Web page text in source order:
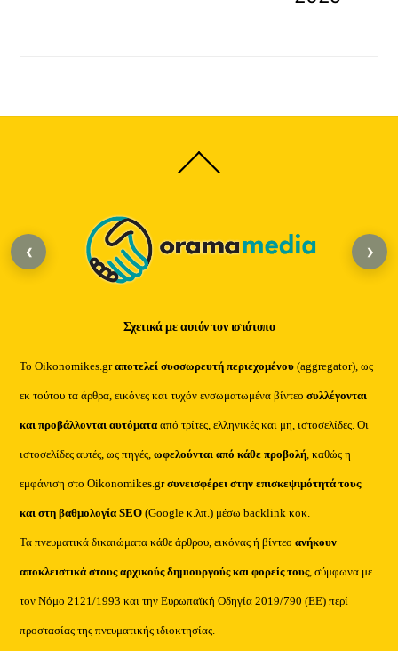
Back
To
Σχετικά με αυτόν τον ιστότοπο
Το Oikonomikes.grαποτελεί συσσωρευτή περιεχομένου (aggregator), ως
εκ τούτου τα άρθρα, εικόνες και τυχόν ενσωματωμένα βίντεοσυλλέγονται
και προβάλλονται αυτόματααπό τρίτες, ελληνικές και μη, ιστοσελίδες. Οι
ιστοσελίδες αυτές, ως πηγές,ωφελούνται από κάθε προβολή, καθώς η
εμφάνιση στο Oikonomikes.grσυνεισφέρει στην επισκεψιμότητά τους
και στη βαθμολογία SEO (Google κ.λπ.) μέσω backlink κοκ.
Τα πνευματικά δικαιώματα κάθε άρθρου, εικόνας ή βίντεοανήκουν
αποκλειστικά στους αρχικούς δημιουργούς και φορείς τους, σύμφωνα με
τον Νόμο 2121/1993 και την Ευρωπαϊκή Οδηγία 2019/790 (ΕΕ) περί
προστασίας της πνευματικής ιδιοκτησίας.
‹ ›